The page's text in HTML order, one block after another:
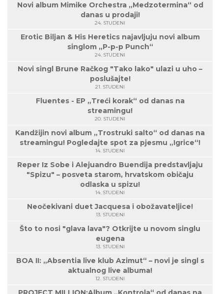
Novi album Mimike Orchestra „Medzotermina“ od
danas u prodaji!
24. STUDENI
Erotic Biljan & His Heretics najavljuju novi album
singlom „P-p-p Punch“
24. STUDENI
Novi singl Brune Račkog "Tako lako" ulazi u uho –
poslušajte!
21. STUDENI
Fluentes - EP „Treći korak“ od danas na
streamingu!
20. STUDENI
Kandžijin novi album „Trostruki salto“ od danas na
streamingu! Pogledajte spot za pjesmu „Igrice“!
14. STUDENI
Reper Iz Sobe i Alejuandro Buendija predstavljaju
"Spizu" – posveta starom, hrvatskom običaju
odlaska u spizu!
14. STUDENI
Neočekivani duet Jacquesa i obožavateljice!
13. STUDENI
Što to nosi "glava lava"? Otkrijte u novom singlu
eugena
13. STUDENI
BOA II: „Absentia live klub Azimut“ – novi je singl s
aktualnog live albuma!
12. STUDENI